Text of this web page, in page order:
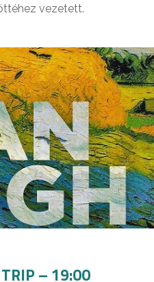
vezetett.
– 19:00